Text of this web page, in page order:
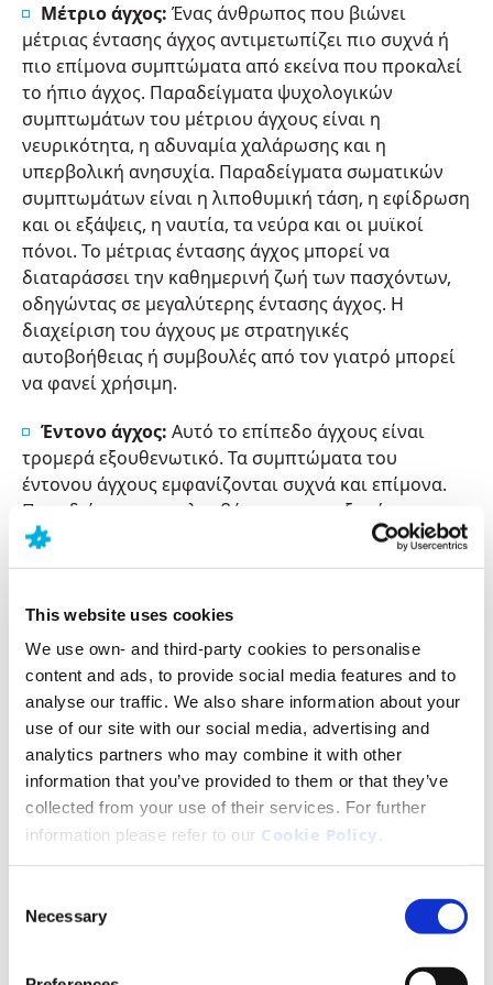
This website uses cookies
We use own- and third-party cookies to personalise
content and ads, to provide social media features and to
analyse our traffic. We also share information about your
use of our site with our social media, advertising and
analytics partners who may combine it with other
information that you’ve provided to them or that they’ve
collected from your use of their services. For further
information please refer to our Cookie Policy .
Selection
Necessary
Μέτριο άγχος: Ένας άνθρωπος που βιώνει
μέτριας έντασης άγχος αντιμετωπίζει πιο συχνά ή
πιο επίμονα συμπτώματα από εκείνα που προκαλεί
το ήπιο άγχος. Παραδείγματα ψυχολογικών
συμπτωμάτων του μέτριου άγχους είναι η
νευρικότητα, η αδυναμία χαλάρωσης και η
υπερβολική ανησυχία. Παραδείγματα σωματικών
συμπτωμάτων είναι η λιποθυμική τάση, η εφίδρωση
και οι εξάψεις, η ναυτία, τα νεύρα και οι μυϊκοί
πόνοι. Το μέτριας έντασης άγχος μπορεί να
διαταράσσει την καθημερινή ζωή των πασχόντων,
οδηγώντας σε μεγαλύτερης έντασης άγχος. Η
διαχείριση του άγχους με στρατηγικές
αυτοβοήθειας ή συμβουλές από τον γιατρό μπορεί
να φανεί χρήσιμη.
Έντονο άγχος: Αυτό το επίπεδο άγχους είναι
τρομερά εξουθενωτικό. Τα συμπτώματα του
έντονου άγχους εμφανίζονται συχνά και επίμονα.
Παραδείγματα περιλαμβάνουν τον αυξημένο
καρδιακό παλμό, αίσθημα πανικού, νευρική ή
ασυνήθιστη συμπεριφορά, θυμό και κοινωνική
συμπτώματα άγχους μπορεί να έχουν ως
αποτέλεσμα τα άτομα να μην μπορούν να εργαστούν
ή να ασχοληθούν με τις συνήθεις καθημερινές τους
δραστηριότητες. Μερικές φορές, οι άνθρωποι που
διακατέχονται από σοβαρό άγχος στρέφονται στην
κατανάλωση αλκοόλ ή τη χρήση ναρκωτικών ως
τρόπο αντιμετώπισης των συμπτωμάτων τους. Για
περιπτώσεις ανθρώπων που πάσχουν από έντονο
άγχος, απαιτείται η παροχή εξειδικευμένης
Ποιες είναι οι πρώτες ενδείξεις του